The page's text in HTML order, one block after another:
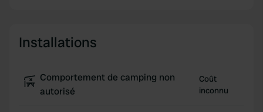
Installations
Comportement de camping non
autorisé
Coût
inconnu